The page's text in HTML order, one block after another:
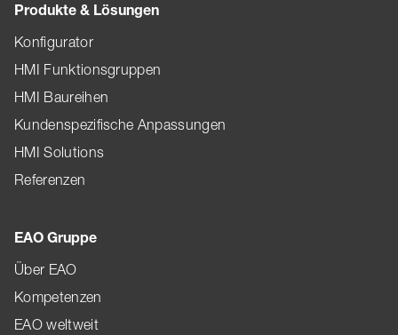
Produkte & Lösungen
Konfigurator
HMI Funktionsgruppen
HMI Baureihen
Kundenspezifische Anpassungen
HMI Solutions
Referenzen
EAO Gruppe
Über EAO
Kompetenzen
EAO weltweit